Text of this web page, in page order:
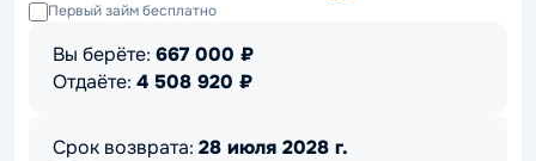
Первый займ бесплатно
Вы берёте: 667 000 ₽
Отдаёте: 4 508 920 ₽
Срок возврата: 28 июля 2028 г.